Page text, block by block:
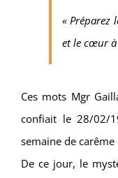
« Préparez
et le cœur
Ces mots Mgr
confiait le 28/02/
semaine de
De ce jour, le